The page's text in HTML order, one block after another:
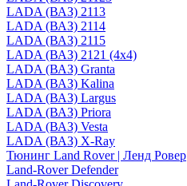
LADA (ВАЗ) 2113
LADA (ВАЗ) 2114
LADA (ВАЗ) 2115
LADA (ВАЗ) 2121 (4x4)
LADA (ВАЗ) Granta
LADA (ВАЗ) Kalina
LADA (ВАЗ) Largus
LADA (ВАЗ) Priora
LADA (ВАЗ) Vesta
LADA (ВАЗ) X-Ray
Тюнинг Land Rover | Ленд Ровер
Land-Rover Defender